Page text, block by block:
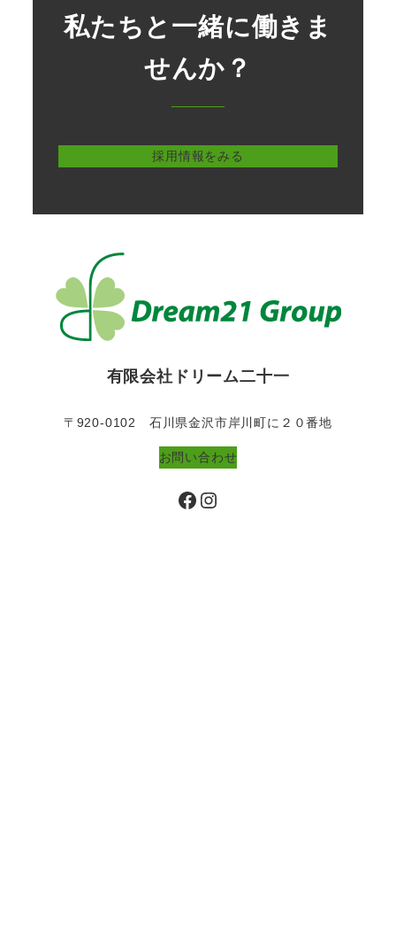
私たちと一緒に働きま
せんか？
採用情報をみる
有限会社ドリーム二十一
〒920-0102 石川県金沢市岸川町に２０番地
お問い合わせ
Facebook Instagram